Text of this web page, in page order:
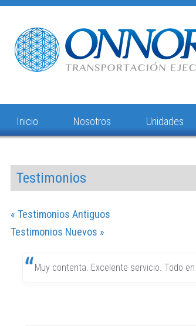
Inicio Nosotros Unidades
Testimonios
« Testimonios Antiguos
Testimonios Nuevos »
Muy contenta. Excelente servicio. Todo